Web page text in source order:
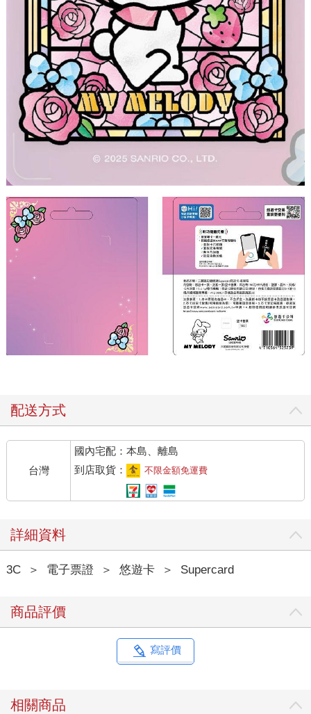
配送方式
台灣
國內宅配：本島、離島
到店取貨：
不限金額免運費
詳細資料
3C ＞ 電子票證 ＞ 悠遊卡 ＞ Supercard
商品評價
寫評價
相關商品